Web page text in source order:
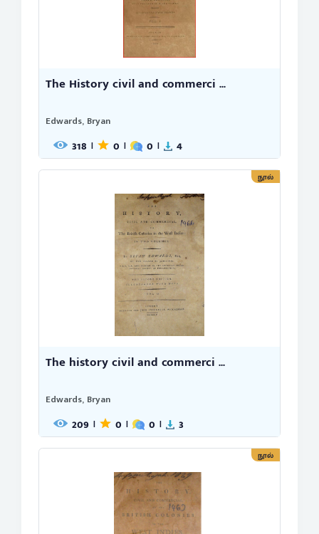
The History civil and commerci ...
Edwards, Bryan
318 | 0 | 0 | 4
நூல்
The history civil and commerci ...
Edwards, Bryan
209 | 0 | 0 | 3
நூல்